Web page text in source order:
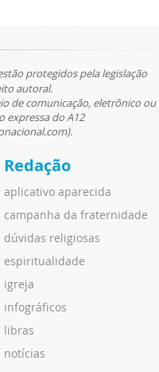
protegidos pela legislação
autoral.
de comunicação, eletrônico ou
expressa do A12
Redação
aplicativo aparecida
campanha da fraternidade
dúvidas religiosas
espiritualidade
igreja
infográficos
libras
notícias